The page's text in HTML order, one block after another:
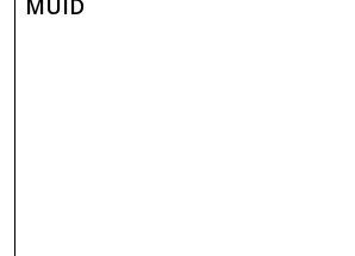
MUID